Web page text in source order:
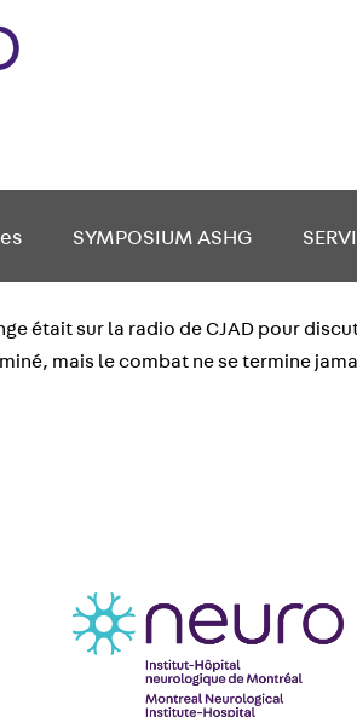
SYMPOSIUM ASHG
était sur la radio de CJAD pour
mais le combat ne se termine